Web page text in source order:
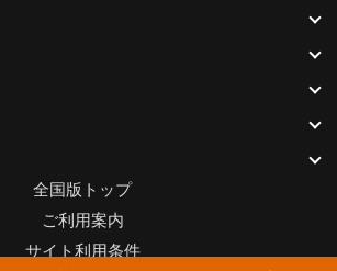
全国版トップ
ご利用案内
サイト利用条件